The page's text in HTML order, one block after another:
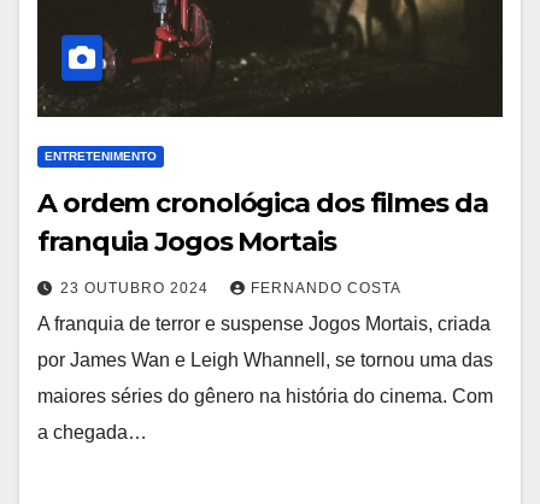
ENTRETENIMENTO
A ordem cronológica dos filmes da
franquia Jogos Mortais
23 OUTUBRO 2024 FERNANDO COSTA
A franquia de terror e suspense Jogos Mortais, criada
por James Wan e Leigh Whannell, se tornou uma das
maiores séries do gênero na história do cinema. Com
a chegada…